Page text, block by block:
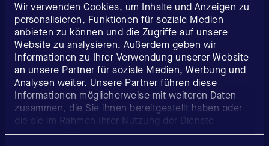
Wir verwenden Cookies, um Inhalte und Anzeigen zu
personalisieren, Funktionen für soziale Medien
anbieten zu können und die Zugriffe auf unsere
Website zu analysieren. Außerdem geben wir
Informationen zu Ihrer Verwendung unserer Website
an unsere Partner für soziale Medien, Werbung und
Analysen weiter. Unsere Partner führen diese
Informationen möglicherweise mit weiteren Daten
zusammen, die Sie ihnen bereitgestellt haben oder
die sie im Rahmen Ihrer Nutzung der Dienste
gesammelt haben.